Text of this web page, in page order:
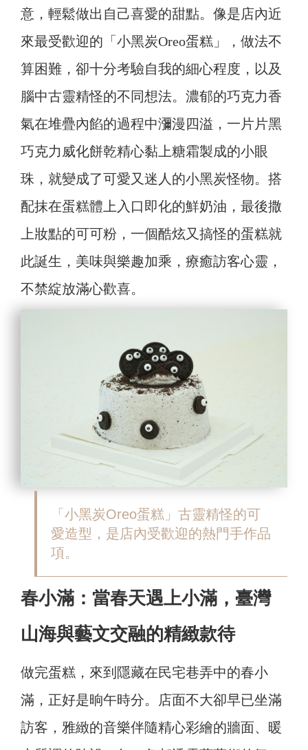
意，輕鬆做出自己喜愛的甜點。像是店內近
來最受歡迎的「小黑炭Oreo蛋糕」，做法不
算困難，卻十分考驗自我的細心程度，以及
腦中古靈精怪的不同想法。濃郁的巧克力香
氣在堆疊內餡的過程中瀰漫四溢，一片片黑
巧克力威化餅乾精心黏上糖霜製成的小眼
珠，就變成了可愛又迷人的小黑炭怪物。搭
配抹在蛋糕體上入口即化的鮮奶油，最後撒
上妝點的可可粉，一個酷炫又搞怪的蛋糕就
此誕生，美味與樂趣加乘，療癒訪客心靈，
不禁綻放滿心歡喜。
「小黑炭Oreo蛋糕」古靈精怪的可
愛造型，是店內受歡迎的熱門手作品
項。
春小滿：當春天遇上小滿，臺灣
山海與藝文交融的精緻款待
做完蛋糕，來到隱藏在民宅巷弄中的春小
滿，正好是晌午時分。店面不大卻早已坐滿
訪客，雅緻的音樂伴隨精心彩繪的牆面、暖